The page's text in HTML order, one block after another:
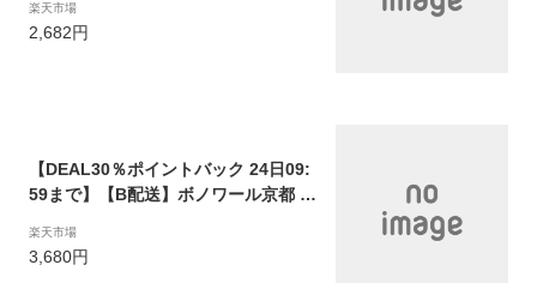
レート ギフトBOX 詰め合わせ 贈り物
通販 ケーキ 焼き菓子 ショコラ お返し
楽天市場
2,682円
【DEAL30％ポイントバック 24日09:
59まで】【B配送】ボノワール京都 涼
リー 果物 国産 ヘルシー 常温 詰め合
わせ 敬老 敬老の日 おかし おばあちゃ
楽天市場
3,680円